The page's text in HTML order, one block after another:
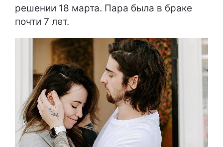
решении 18 марта. Пара была в браке
почти 7 лет.